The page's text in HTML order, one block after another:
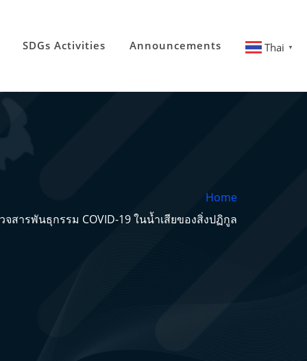
SDGs Activities Announcements Thai ▼
Home
สารพันธุกรรม COVID-19 ในน้ำเสียของสิ่งปฏิกูล